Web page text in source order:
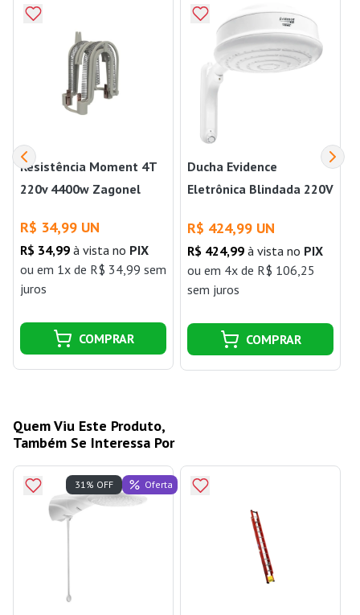
Resistência Moment 4T
220v 4400w Zagonel
R$ 34,99 UN
R$ 34,99 à vista no PIX
ou em 1x de R$ 34,99 sem
juros
COMPRAR
Ducha Evidence
Eletrônica Blindada 220V
R$ 424,99 UN
R$ 424,99 à vista no PIX
ou em 4x de R$ 106,25
sem juros
COMPRAR
Quem Viu Este Produto,
Também Se Interessa Por
31% OFF Oferta